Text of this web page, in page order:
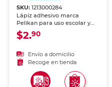
SKU:1213000284
Lápiz adhesivo marca
Pelikan para uso escolar y
de oficina. Aplicación limpia
y uniforme sobre papel,
lavable, no tóxica y de
secado rápido.
$2.90
Envío a domicilio
Recoge en tienda